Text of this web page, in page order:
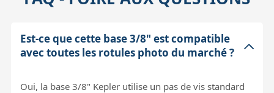
Est-ce que cette base 3/8" est compatible
avec toutes les rotules photo du marché ?
Oui, la base 3/8" Kepler utilise un pas de vis standard